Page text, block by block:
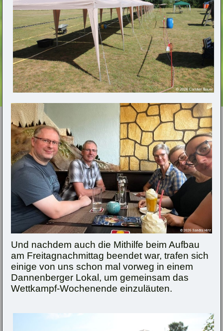
Und nachdem auch die Mithilfe beim Aufbau
am Freitagnachmittag beendet war, trafen sich
einige von uns schon mal vorweg in einem
Dannenberger Lokal, um gemeinsam das
Wettkampf-Wochenende einzuläuten.